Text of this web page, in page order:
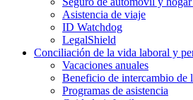
Asistencia de viaje
ID Watchdog
LegalShield
Conciliación de la vida laboral y
Vacaciones anuales
Beneficio de intercambio de
Programas de asistencia